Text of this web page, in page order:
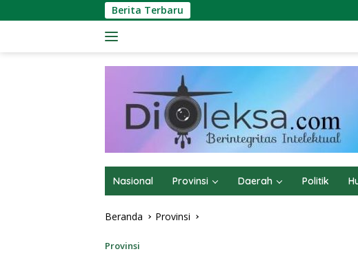
ke
Berita Terbaru
Nasional Provinsi Daerah Politik
Beranda Provinsi
Provinsi